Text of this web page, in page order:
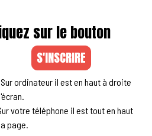
sur le bouton
S'INSCRIRE
ordinateur il est en haut à droite
votre téléphone il est tout en haut
page.